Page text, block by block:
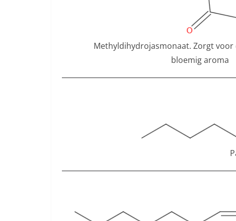
Methyldihydrojasmonaat. Zorgt voor
bloemig aroma